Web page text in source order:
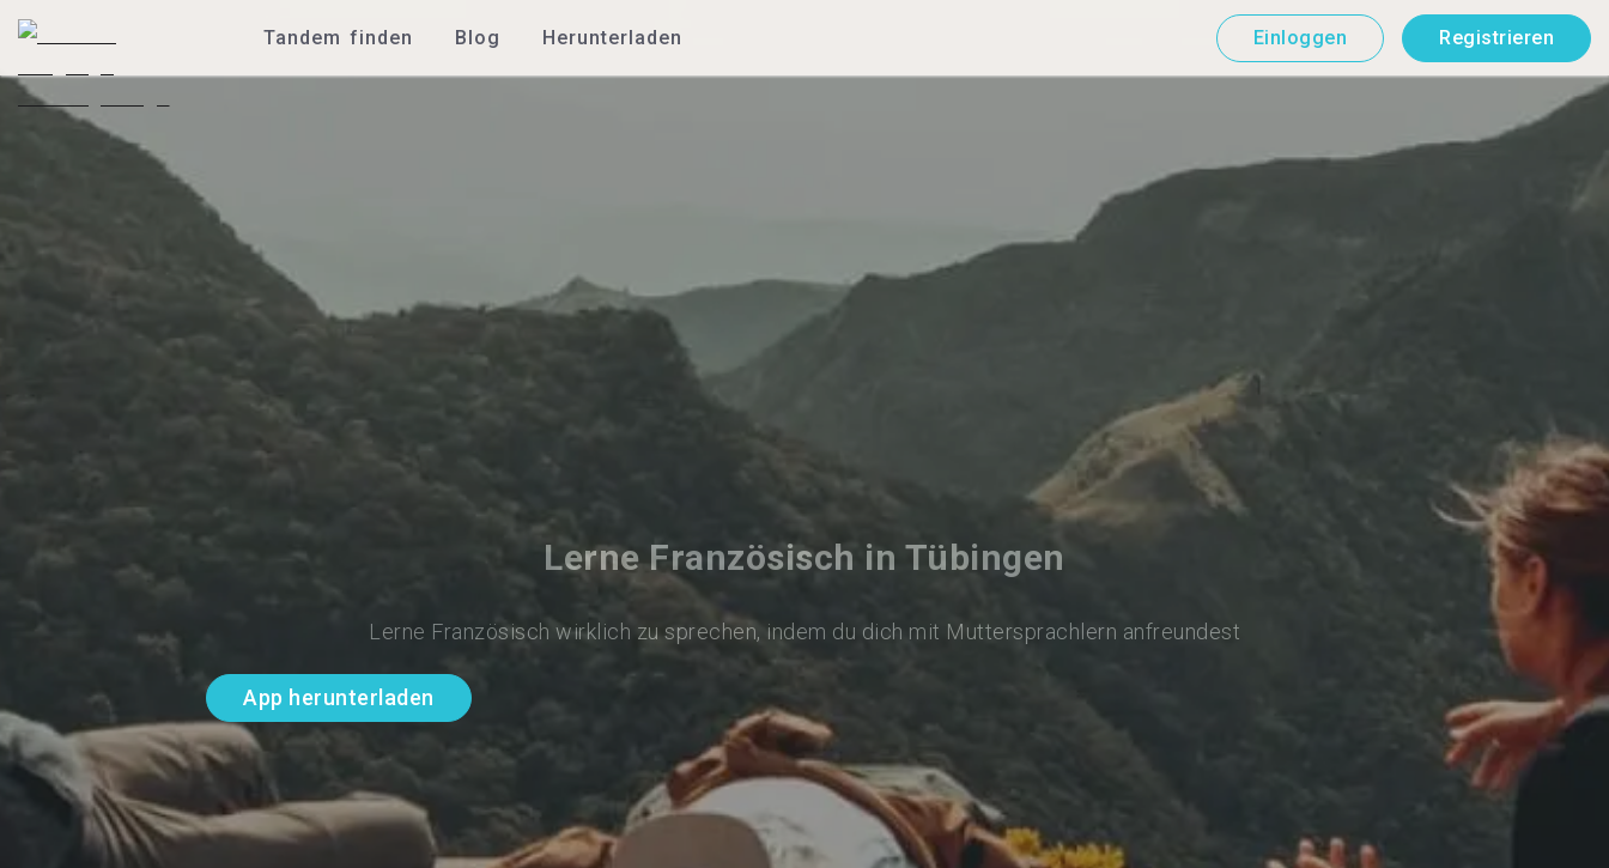
Tandem finden Blog Herunterladen Einloggen Registrieren
Lerne Französisch in Tübingen
Lerne Französisch wirklich zu sprechen, indem du dich mit Muttersprachlern anfreundest
App herunterladen